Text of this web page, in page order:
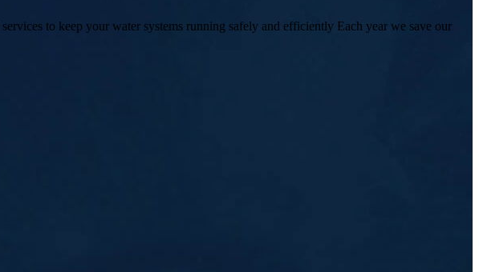
to keep your water systems running safely and efficiently Each year we save our